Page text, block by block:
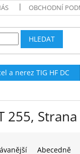
OBCHODNÍ
HLEDAT
a nerez TIG HF DC
255,
Abecedně